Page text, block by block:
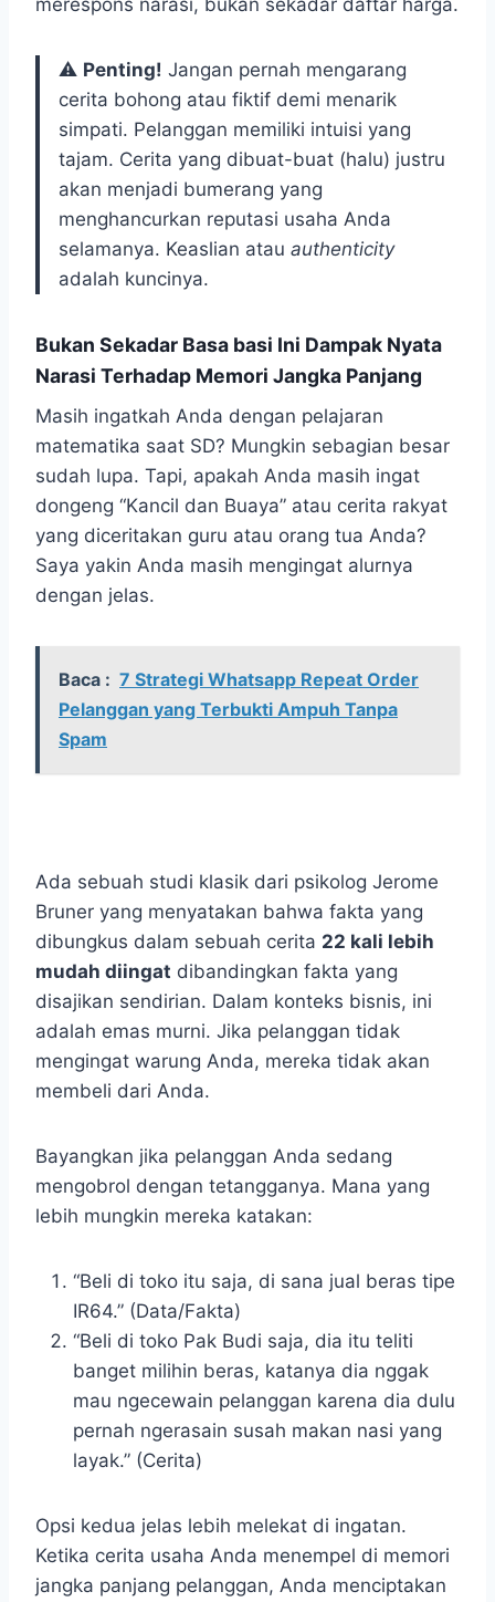
merespons narasi, bukan sekadar daftar harga.
⚠️ Penting! Jangan pernah mengarang
cerita bohong atau fiktif demi menarik
simpati. Pelanggan memiliki intuisi yang
tajam. Cerita yang dibuat-buat (halu) justru
akan menjadi bumerang yang
menghancurkan reputasi usaha Anda
selamanya. Keaslian atau authenticity
adalah kuncinya.
Bukan Sekadar Basa basi Ini Dampak Nyata
Narasi Terhadap Memori Jangka Panjang
Masih ingatkah Anda dengan pelajaran
matematika saat SD? Mungkin sebagian besar
sudah lupa. Tapi, apakah Anda masih ingat
dongeng “Kancil dan Buaya” atau cerita rakyat
yang diceritakan guru atau orang tua Anda?
Saya yakin Anda masih mengingat alurnya
dengan jelas.
Baca : 7 Strategi Whatsapp Repeat Order
Pelanggan yang Terbukti Ampuh Tanpa
Spam
Ada sebuah studi klasik dari psikolog Jerome
Bruner yang menyatakan bahwa fakta yang
dibungkus dalam sebuah cerita 22 kali lebih
mudah diingat dibandingkan fakta yang
disajikan sendirian. Dalam konteks bisnis, ini
adalah emas murni. Jika pelanggan tidak
mengingat warung Anda, mereka tidak akan
membeli dari Anda.
Bayangkan jika pelanggan Anda sedang
mengobrol dengan tetangganya. Mana yang
lebih mungkin mereka katakan:
“Beli di toko itu saja, di sana jual beras tipe
IR64.” (Data/Fakta)
“Beli di toko Pak Budi saja, dia itu teliti
banget milihin beras, katanya dia nggak
mau ngecewain pelanggan karena dia dulu
pernah ngerasain susah makan nasi yang
layak.” (Cerita)
Opsi kedua jelas lebih melekat di ingatan.
Ketika cerita usaha Anda menempel di memori
jangka panjang pelanggan, Anda menciptakan